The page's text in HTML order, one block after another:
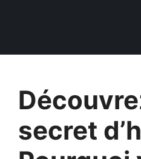
secret